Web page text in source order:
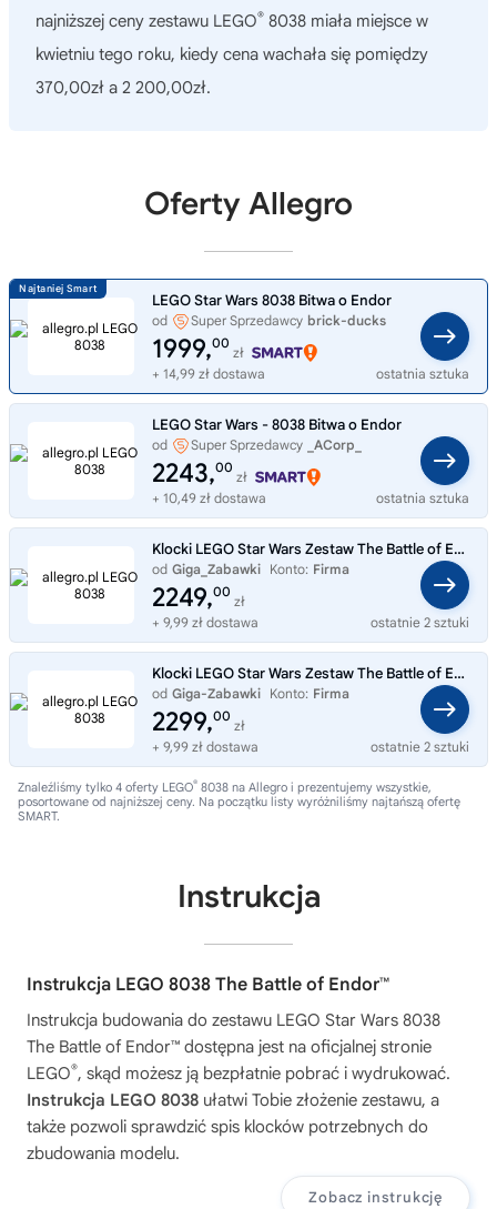
najniższej ceny zestawu LEGO® 8038 miała miejsce w
kwietniu tego roku, kiedy cena wachała się pomiędzy
370,00zł a 2 200,00zł.
Oferty Allegro
LEGO Star Wars 8038 Bitwa o Endor
od Super Sprzedawcy brick-ducks
1999,00
zł
+ 14,99 zł dostawa
ostatnia sztuka
LEGO Star Wars - 8038 Bitwa o Endor
od Super Sprzedawcy _ACorp_
2243,00
zł
+ 10,49 zł dostawa
ostatnia sztuka
Klocki LEGO Star Wars Zestaw The Battle of Endor 8038
od Giga_Zabawki Konto: Firma
2249,00
zł
+ 9,99 zł dostawa
ostatnie 2 sztuki
Klocki LEGO Star Wars Zestaw The Battle of Endor 8038
od Giga-Zabawki Konto: Firma
2299,00
zł
+ 9,99 zł dostawa
ostatnie 2 sztuki
Znaleźliśmy tylko 4 oferty LEGO® 8038 na Allegro i prezentujemy wszystkie,
posortowane od najniższej ceny. Na początku listy wyróżniliśmy najtańszą ofertę
SMART.
Instrukcja
Instrukcja LEGO 8038 The Battle of Endor™
Instrukcja budowania do zestawu LEGO Star Wars 8038
The Battle of Endor™ dostępna jest na oficjalnej stronie
LEGO®, skąd możesz ją bezpłatnie pobrać i wydrukować.
Instrukcja LEGO 8038 ułatwi Tobie złożenie zestawu, a
także pozwoli sprawdzić spis klocków potrzebnych do
zbudowania modelu.
Zobacz instrukcję